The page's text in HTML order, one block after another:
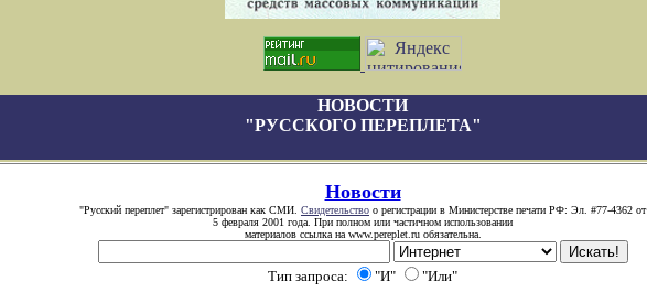
НОВОСТИ
"РУССКОГО ПЕРЕПЛЕТА"
Новости
"Русский переплет" зарегистрирован как СМИ. Свидетельство о регистрации в Министерстве печати РФ: Эл. #77-4362 от
5 февраля 2001 года. При полном или частичном использовании
материалов ссылка на www.pereplet.ru обязательна.
Тип запроса: "И" "Или"